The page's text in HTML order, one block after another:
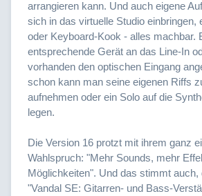
arrangieren kann. Und auch eigene
sich in das virtuelle Studio einbringen,
oder Keyboard-Kook - alles machbar.
entsprechende Gerät an das Line-In
vorhanden den optischen Eingang
schon kann man seine eigenen Riffs
aufnehmen oder ein Solo auf die
legen.
Die Version 16 protzt mit ihrem ganz
Wahlspruch: "Mehr Sounds, mehr
Möglichkeiten". Und das stimmt auch,
"Vandal SE: Gitarren- und Bass-